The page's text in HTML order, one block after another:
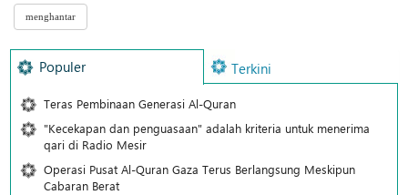
Populer Terkini
Teras Pembinaan Generasi Al-Quran
"Kecekapan dan penguasaan" adalah kriteria untuk menerima
qari di Radio Mesir
Operasi Pusat Al-Quran Gaza Terus Berlangsung Meskipun
Cabaran Berat